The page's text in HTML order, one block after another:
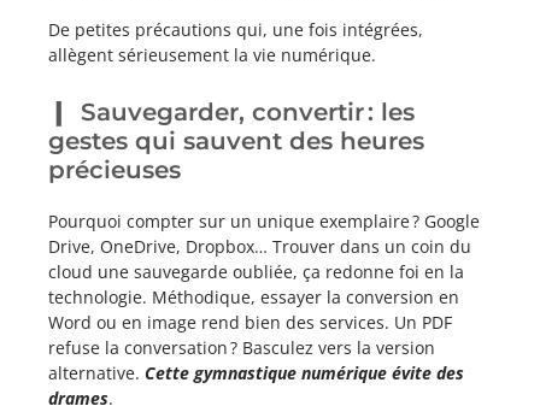
De petites précautions qui, une fois intégrées,
allègent sérieusement la vie numérique.
Sauvegarder, convertir : les
gestes qui sauvent des heures
précieuses
Pourquoi compter sur un unique exemplaire ? Google
Drive, OneDrive, Dropbox… Trouver dans un coin du
cloud une sauvegarde oubliée, ça redonne foi en la
technologie. Méthodique, essayer la conversion en
Word ou en image rend bien des services. Un PDF
refuse la conversation ? Basculez vers la version
alternative. Cette gymnastique numérique évite des
drames.